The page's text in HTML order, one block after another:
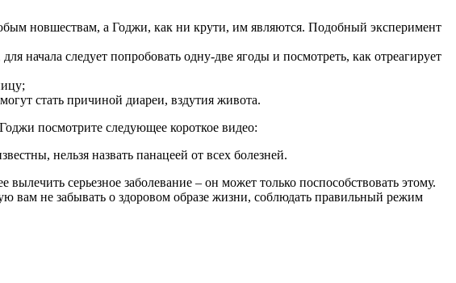
новшествам, а Годжи, как ни крути, им являются. Подобный эксперимент
начала следует попробовать одну-две ягоды и посмотреть, как отреагирует
стать причиной диареи, вздутия живота.
посмотрите следующее короткое видео:
нельзя назвать панацеей от всех болезней.
серьезное заболевание – он может только поспособствовать этому.
вам не забывать о здоровом образе жизни, соблюдать правильный режим